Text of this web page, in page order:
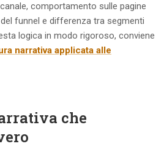
comportamento sulle pagine
funnel e differenza tra segmenti
logica in modo rigoroso, conviene
narrativa applicata alle
che